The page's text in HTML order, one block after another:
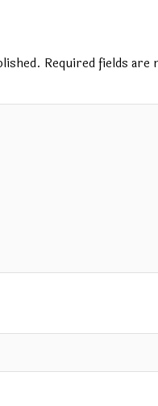
Required fields are